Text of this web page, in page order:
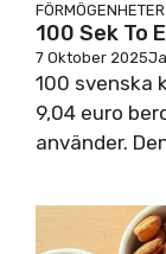
FÖRMÖGENHETER
100 Sek To
7 Oktober 2025
100 svenska
9,04 euro
använder.